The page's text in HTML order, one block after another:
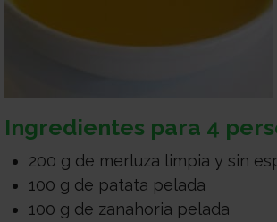
Ingredientes para 4
200 g de merluza limpia y sin
100 g de patata pelada
100 g de zanahoria pelada